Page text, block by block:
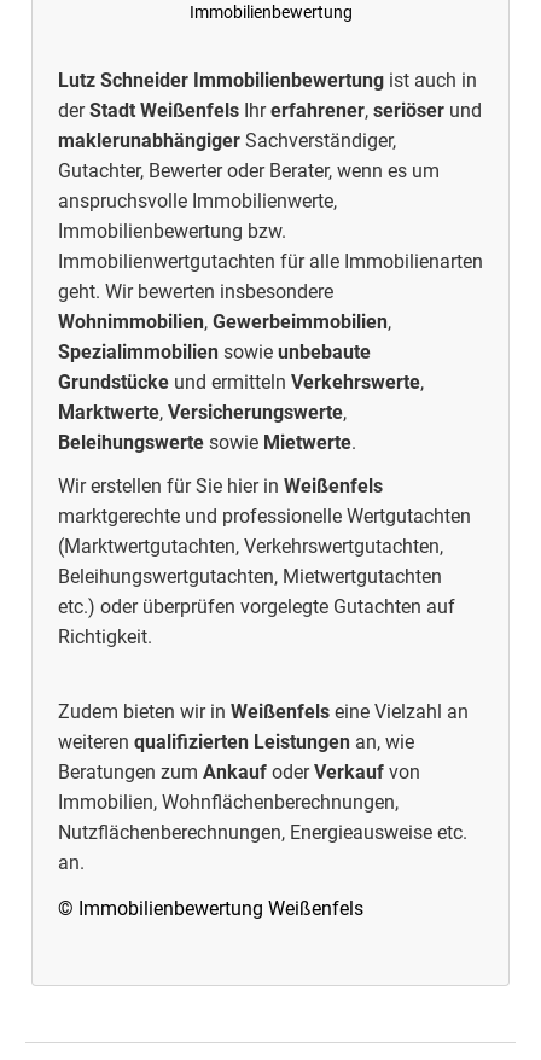
Immobilienbewertung
Lutz Schneider Immobilienbewertung ist auch in
derStadt Weißenfels Ihrerfahrener, seriöser und
maklerunabhängiger Sachverständiger,
Gutachter, Bewerter oder Berater, wenn es um
anspruchsvolle Immobilienwerte,
Immobilienbewertung bzw.
Immobilienwertgutachten für alle Immobilienarten
geht. Wir bewerten insbesondere
Wohnimmobilien, Gewerbeimmobilien,
Spezialimmobilien sowie unbebaute
Grundstücke und ermitteln Verkehrswerte,
Marktwerte, Versicherungswerte,
Beleihungswerte sowie Mietwerte.
Wir erstellen für Sie hier in Weißenfels
marktgerechte und professionelle Wertgutachten
(Marktwertgutachten, Verkehrswertgutachten,
Beleihungswertgutachten, Mietwertgutachten
etc.) oder überprüfen vorgelegte Gutachten auf
Richtigkeit.
Zudem bieten wir in Weißenfels eine Vielzahl an
weiteren qualifizierten Leistungen an, wie
Beratungen zum Ankauf oderVerkauf von
Immobilien, Wohnflächenberechnungen,
Nutzflächenberechnungen, Energieausweise etc.
an.
© Immobilienbewertung Weißenfels